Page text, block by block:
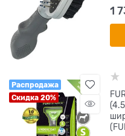
1
Распродажа
Скидка 20%